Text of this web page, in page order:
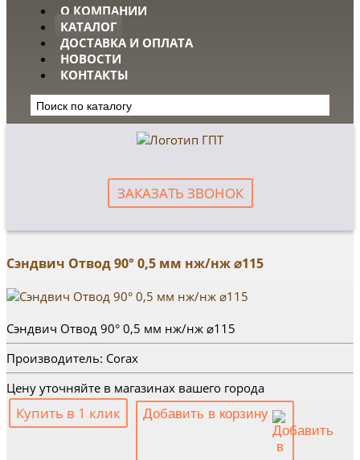
О КОМПАНИИ
КАТАЛОГ
ДОСТАВКА И ОПЛАТА
НОВОСТИ
КОНТАКТЫ
ЗАКАЗАТЬ ЗВОНОК
Сэндвич Отвод 90° 0,5 мм нж/нж ⌀115
Сэндвич Отвод 90° 0,5 мм нж/нж ⌀115
Производитель: Corax
Цену уточняйте в магазинах вашего города
Купить в 1 клик Добавить в корзину